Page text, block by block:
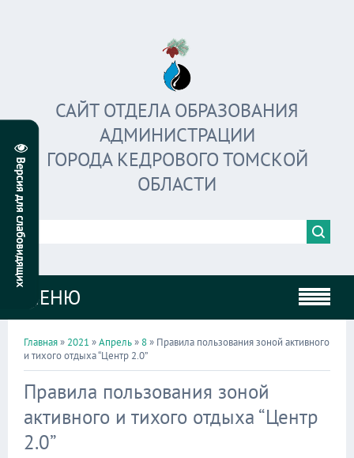
САЙТ ОТДЕЛА ОБРАЗОВАНИЯ
АДМИНИСТРАЦИИ
ГОРОДА КЕДРОВОГО ТОМСКОЙ
ОБЛАСТИ
МЕНЮ
Главная» 2021 »Апрель» 8» Правила пользования зоной активного
и тихого отдыха “Центр 2.0”
Правила пользования зоной
активного и тихого отдыха “Центр
2.0”